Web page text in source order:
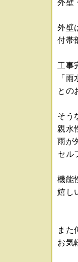
外壁
外壁
付帯
工事
「
との
そう
親水
雨が
セル
機能
嬉し
また
お気